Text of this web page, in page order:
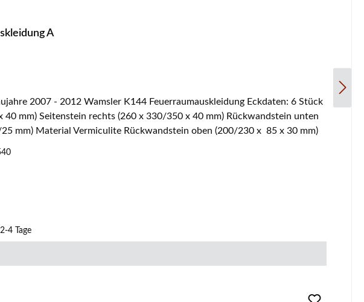
A
mm) Seitenstein rechts (260 x 330/350 x 40 mm) Rückwandstein unten
mm) Material Vermiculite Rückwandstein oben (200/230 x 85 x 30 mm)
4 Tage